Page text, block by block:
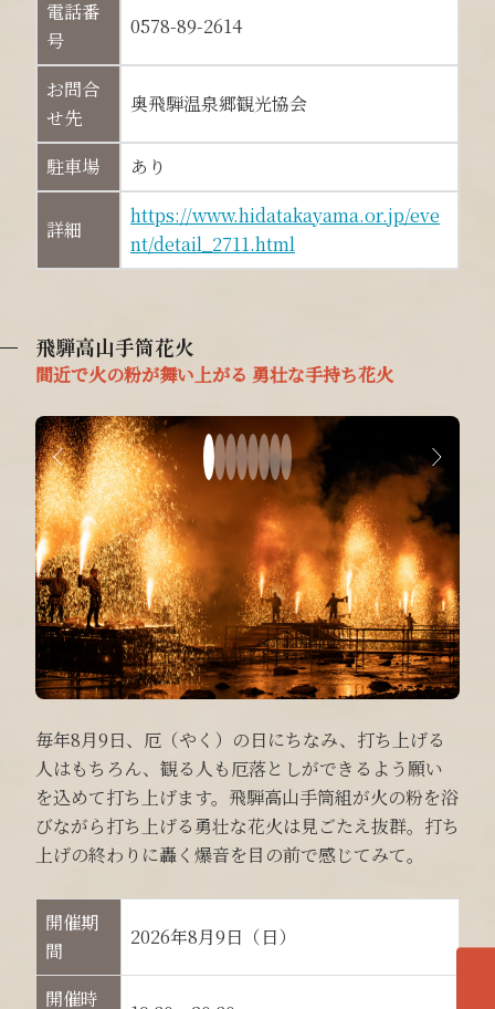
電話番
号
0578-89-2614
お問合
せ先
奥飛騨温泉郷観光協会
駐車場 あり
詳細
https://www.hidatakayama.or.jp/eve
nt/detail_2711.html
飛騨高山手筒花火
間近で火の粉が舞い上がる 勇壮な手持ち花火
毎年8月9日、厄（やく）の日にちなみ、打ち上げる
人はもちろん、観る人も厄落としができるよう願い
を込めて打ち上げます。飛騨高山手筒組が火の粉を浴
びながら打ち上げる勇壮な花火は見ごたえ抜群。打ち
上げの終わりに轟く爆音を目の前で感じてみて。
開催期
間
2026年8月9日（日）
開催時